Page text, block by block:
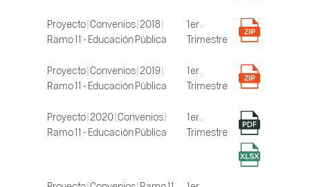
Proyecto | Convenios | 2018 |
Ramo 11 - Educación Pública
1er.
Trimestre
Proyecto | Convenios | 2019 |
Ramo 11 - Educación Pública
1er.
Trimestre
Proyecto | 2020 | Convenios |
Ramo 11 - Educación Pública
1er.
Trimestre